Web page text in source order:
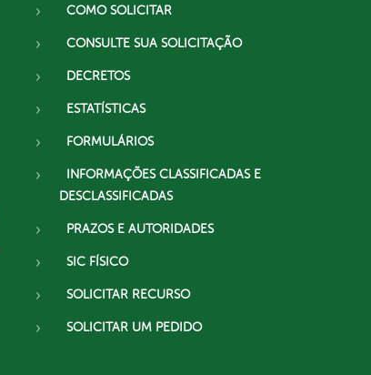
COMO SOLICITAR
CONSULTE SUA SOLICITAÇÃO
DECRETOS
ESTATÍSTICAS
FORMULÁRIOS
INFORMAÇÕES CLASSIFICADAS E
DESCLASSIFICADAS
PRAZOS E AUTORIDADES
SIC FÍSICO
SOLICITAR RECURSO
SOLICITAR UM PEDIDO